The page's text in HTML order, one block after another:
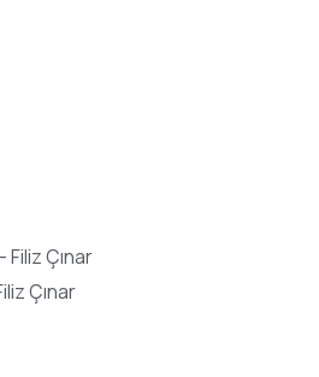
Çınar